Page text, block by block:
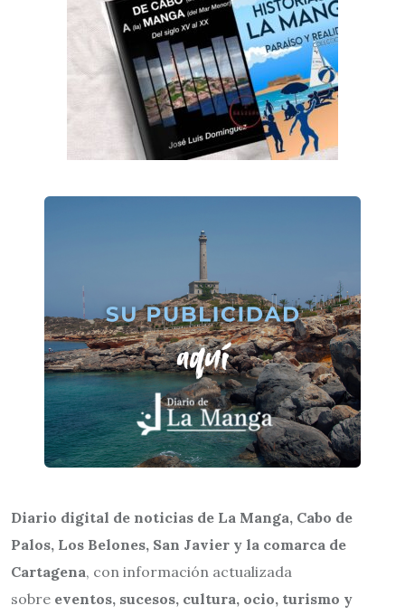
Diario digital de noticias de La Manga, Cabo de
Palos, Los Belones, San Javier y la comarca de
Cartagena, con información actualizada
sobre eventos, sucesos, cultura, ocio, turismo y